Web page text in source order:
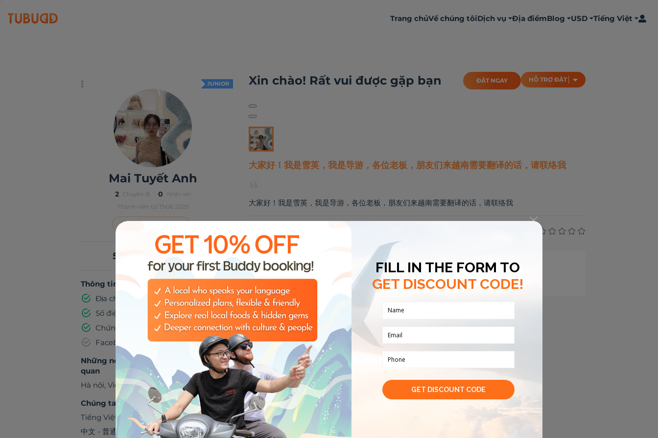
Trang chủVề chúng tôiDịch vụ Địa điểmBlog USD Tiếng Việt
JUNIOR
Mai Tuyết Anh
2 Chuyến đi 0 Nhận xét
Thành viên từ Th06 2025
🍹Buddy bản địa
5,00 US$ mỗi giờ
Thông tin đã được xác minh
Địa chỉ email
Số điện thoại
Chứng minh thư
Facebook
Những nơi chúng ta có thể đến thăm
quan
Hà nội, Việt Nam
Chúng ta có thể trò chuyện bằng
Tiếng Việt
中文 - 普通话
Xin chào! Rất vui được gặp bạn ĐẶT NGAY HỖ TRỢ ĐẶT
大家好！我是雪英，我是导游，各位老板，朋友们来越南需要翻译的话，请联络我
大家好！我是雪英，我是导游，各位老板，朋友们来越南需要翻译的话，请联络我
Nhận xét từ khách du lịch
Hiện tại không có đánh giá nào